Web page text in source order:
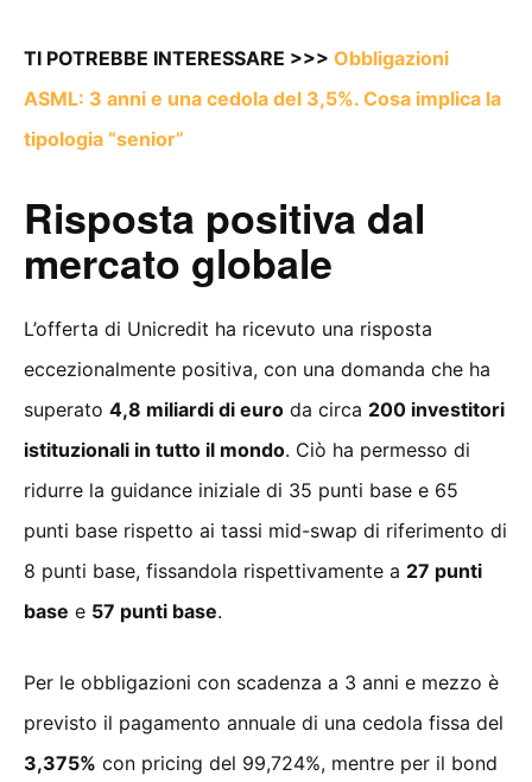
TI POTREBBE INTERESSARE >>> Obbligazioni
ASML: 3 anni e una cedola del 3,5%. Cosa implica la
tipologia “senior”
Risposta positiva dal
mercato globale
L’offerta di Unicredit ha ricevuto una risposta
eccezionalmente positiva, con una domanda che ha
superato 4,8 miliardi di euro da circa 200 investitori
istituzionali in tutto il mondo. Ciò ha permesso di
ridurre la guidance iniziale di 35 punti base e 65
punti base rispetto ai tassi mid-swap di riferimento di
8 punti base, fissandola rispettivamente a 27 punti
base e 57 punti base.
Per le obbligazioni con scadenza a 3 anni e mezzo è
previsto il pagamento annuale di una cedola fissa del
3,375% con pricing del 99,724%, mentre per il bond